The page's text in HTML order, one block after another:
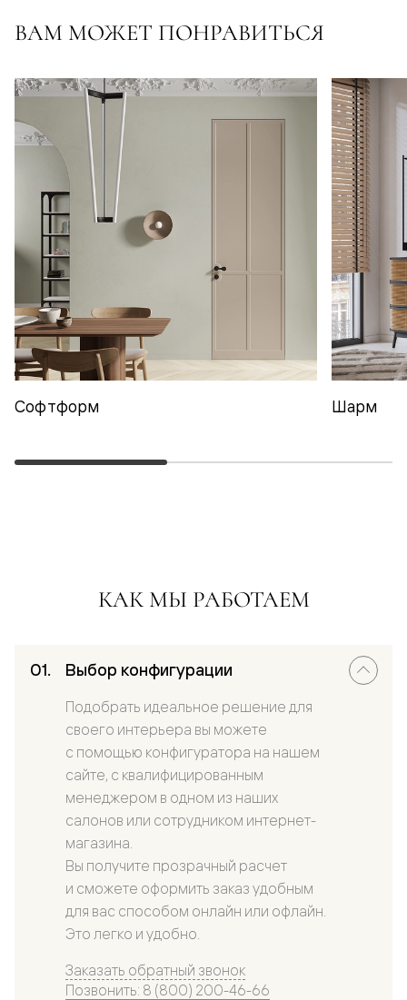
ВАМ МОЖЕТ ПОНРАВИТЬСЯ
Софтформ Шарм
КАК МЫ РАБОТАЕМ
Выбор конфигурации
Подобрать идеальное решение для
своего интерьера вы можете
с помощью конфигуратора на нашем
сайте, с квалифицированным
менеджером в одном из наших
салонов или сотрудником интернет-
магазина.
Вы получите прозрачный расчет
и сможете оформить заказ удобным
для вас способом онлайн или офлайн.
Это легко и удобно.
Заказать обратный звонок
Позвонить: 8 (800) 200-46-66